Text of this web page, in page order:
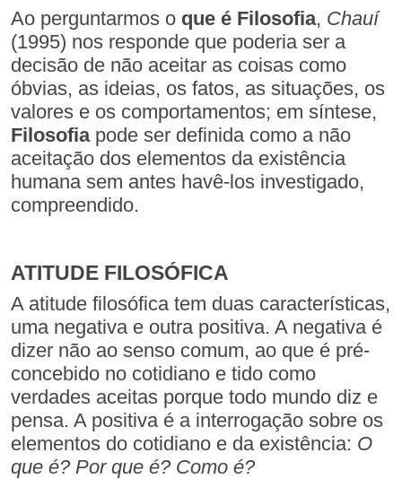
Ao perguntarmos o que é Filosofia, Chauí
(1995) nos responde que poderia ser a
decisão de não aceitar as coisas como
óbvias, as ideias, os fatos, as situações, os
valores e os comportamentos; em síntese,
Filosofiapode ser definida como a não
aceitação dos elementos da existência
humana sem antes havê-los investigado,
compreendido.
ATITUDE FILOSÓFICA
A atitude filosófica tem duas características,
uma negativa e outra positiva. A negativa é
dizer não ao senso comum, ao que é pré-
concebido no cotidiano e tido como
verdades aceitas porque todo mundo diz e
pensa. A positiva é a interrogação sobre os
elementos do cotidiano e da existência: O
que é? Por que é? Como é?